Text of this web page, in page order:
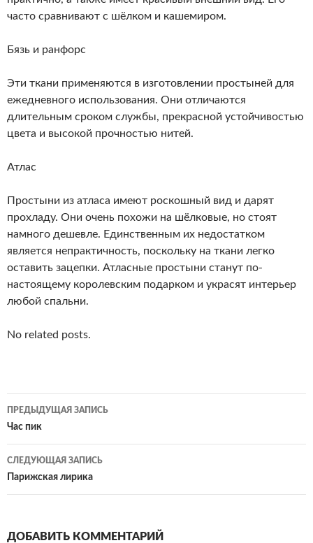
часто сравнивают с шёлком и кашемиром.
Бязь и ранфорс
Эти ткани применяются в изготовлении простыней для
ежедневного использования. Они отличаются
длительным сроком службы, прекрасной устойчивостью
цвета и высокой прочностью нитей.
Атлас
Простыни из атласа имеют роскошный вид и дарят
прохладу. Они очень похожи на шёлковые, но стоят
намного дешевле. Единственным их недостатком
является непрактичность, поскольку на ткани легко
оставить зацепки. Атласные простыни станут по-
настоящему королевским подарком и украсят интерьер
любой спальни.
No related posts.
Навигация
по
записям
ПРЕДЫДУЩАЯ ЗАПИСЬ
Час пик
СЛЕДУЮЩАЯ ЗАПИСЬ
Парижская лирика
ДОБАВИТЬ КОММЕНТАРИЙ